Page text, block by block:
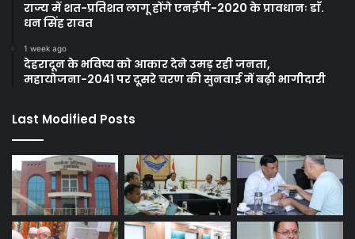
राज्य में शत-प्रतिशत लागू होंगे एनईपी-2020 के प्रावधानः डाॅ.
धन सिंह रावत
1 week ago
देहरादून के भविष्य को आकार देने उमड़ रही जनता,
महायोजना-2041 पर दूसरे चरण की सुनवाई में बढ़ी भागीदारी
Last Modified Posts